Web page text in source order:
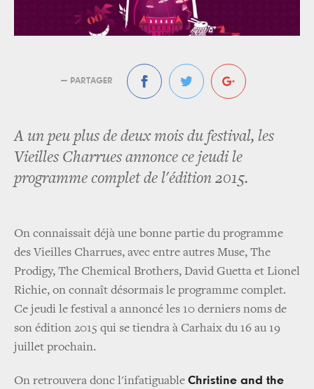
— PARTAGER
A un peu plus de deux mois du festival, les
Vieilles Charrues annonce ce jeudi le
programme complet de l'édition 2015.
On connaissait déjà une bonne partie du programme
des Vieilles Charrues, avec entre autres Muse, The
Prodigy, The Chemical Brothers, David Guetta et Lionel
Richie, on connaît désormais le programme complet.
Ce jeudi le festival a annoncé les 10 derniers noms de
son édition 2015 qui se tiendra à Carhaix du 16 au 19
juillet prochain.
On retrouvera donc l'infatiguable Christine and the